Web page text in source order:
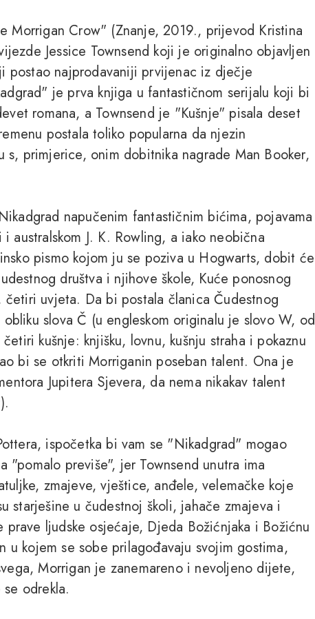
Morrigan Crow" (Znanje, 2019., prijevod Kristina
Jessice Townsend koji je originalno objavljen
postao najprodavaniji prvijenac iz dječje
je prva knjiga u fantastičnom serijalu koji bi
romana, a Townsend je "Kušnje" pisala deset
postala toliko popularna da njezin
s, primjerice, onim dobitnika nagrade Man Booker,
napučenim fantastičnim bićima, pojavama
australskom J. K. Rowling, a iako neobična
pismo kojom ju se poziva u Hogwarts, dobit će
društva i njihove škole, Kuće ponosnog
uvjeta. Da bi postala članica Čudestnog
slova Č (u engleskom originalu je slovo W, od
kušnje: knjišku, lovnu, kušnju straha i pokaznu
bi se otkriti Morriganin poseban talent. Ona je
Jupitera Sjevera, da nema nikakav talent
ispočetka bi vam se "Nikadgrad" mogao
"pomalo previše", jer Townsend unutra ima
zmajeve, vještice, anđele, velemačke koje
starješine u čudestnoj školi, jahače zmajeva i
ljudske osjećaje, Djeda Božićnjaka i Božićnu
u kojem se sobe prilagođavaju svojim gostima,
Morrigan je zanemareno i nevoljeno dijete,
odrekla.